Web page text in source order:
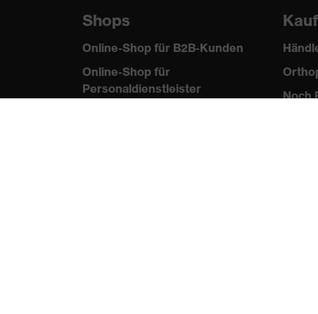
Shops
Online-Shop für B2B-Kunden
Online-Shop für
Personaldienstleister
Noch